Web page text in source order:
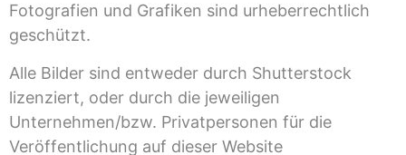
Fotografien und Grafiken sind urheberrechtlich
geschützt.
Alle Bilder sind entweder durch Shutterstock
lizenziert, oder durch die jeweiligen
Unternehmen/bzw. Privatpersonen für die
Veröffentlichung auf dieser Website